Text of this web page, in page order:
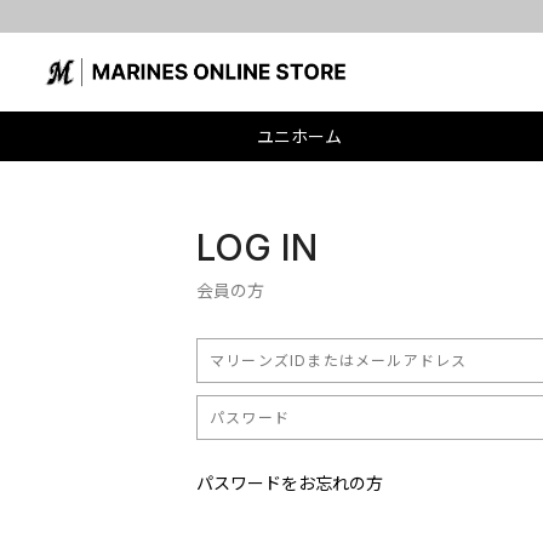
ユニホーム
LOG IN
会員の方
パスワードをお忘れの方